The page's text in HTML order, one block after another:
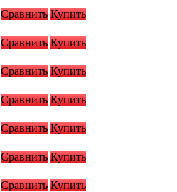
Сравнить Купить
Сравнить Купить
Сравнить Купить
Сравнить Купить
Сравнить Купить
Сравнить Купить
Сравнить Купить